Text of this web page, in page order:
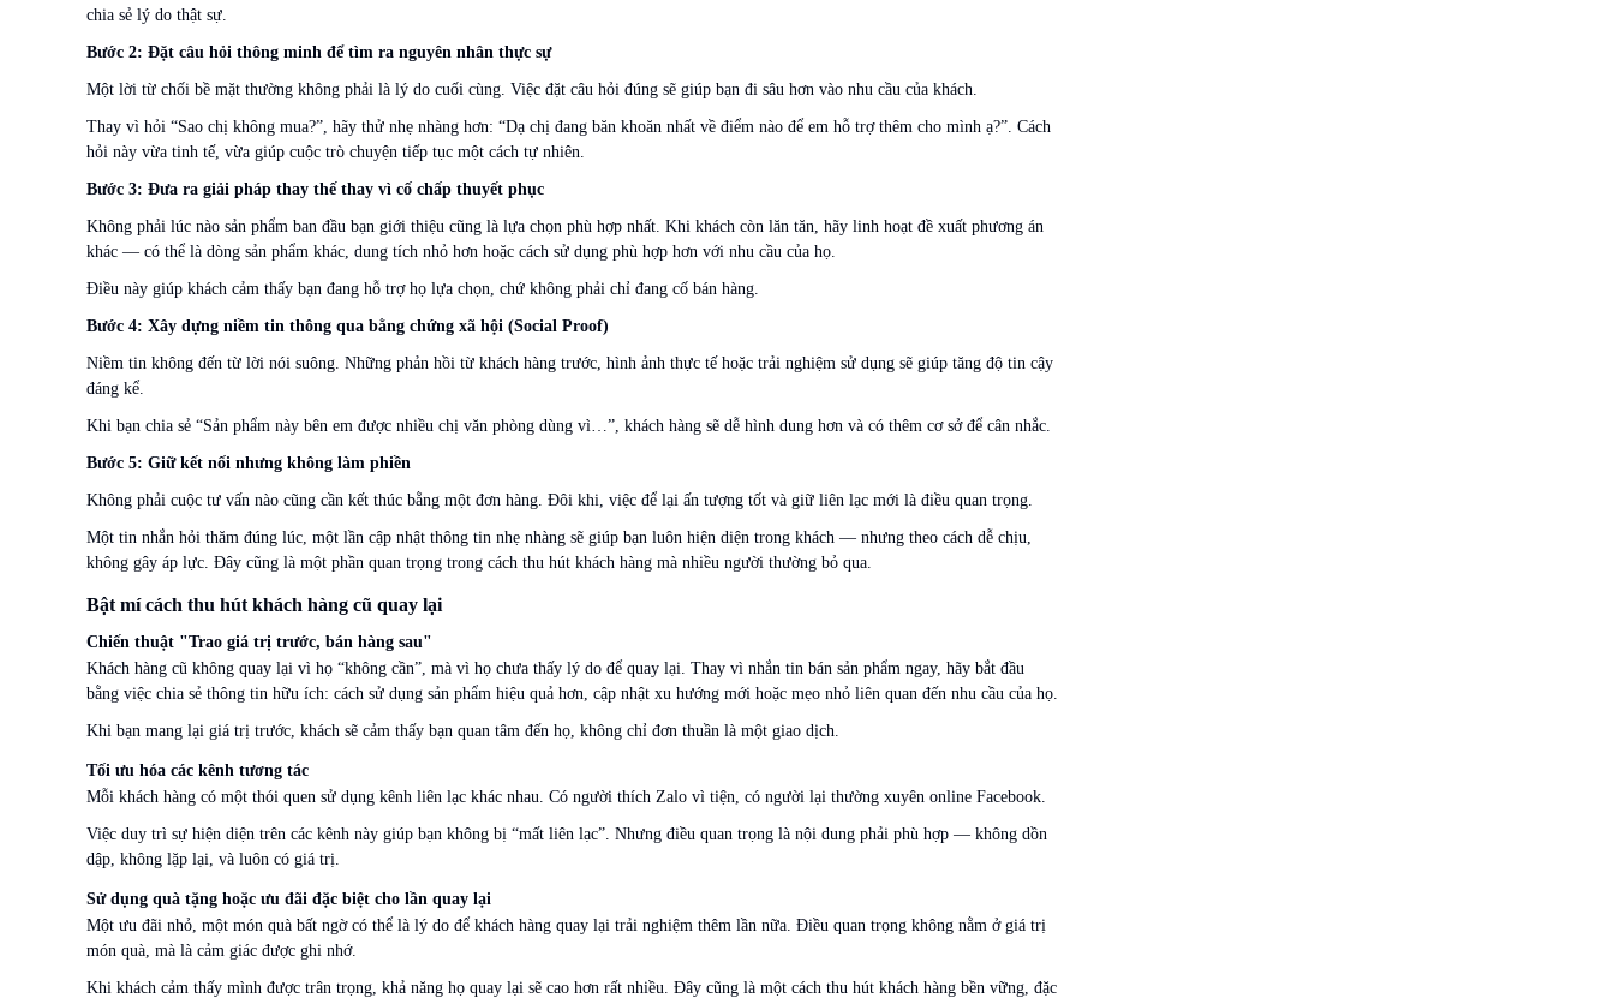
chia sẻ lý do thật sự.
Bước 2: Đặt câu hỏi thông minh để tìm ra nguyên nhân thực sự
Một lời từ chối bề mặt thường không phải là lý do cuối cùng. Việc đặt câu hỏi đúng sẽ giúp bạn đi sâu hơn vào nhu cầu của khách.
Thay vì hỏi “Sao chị không mua?”, hãy thử nhẹ nhàng hơn: “Dạ chị đang băn khoăn nhất về điểm nào để em hỗ trợ thêm cho mình ạ?”. Cách
hỏi này vừa tinh tế, vừa giúp cuộc trò chuyện tiếp tục một cách tự nhiên.
Bước 3: Đưa ra giải pháp thay thế thay vì cố chấp thuyết phục
Không phải lúc nào sản phẩm ban đầu bạn giới thiệu cũng là lựa chọn phù hợp nhất. Khi khách còn lăn tăn, hãy linh hoạt đề xuất phương án
khác — có thể là dòng sản phẩm khác, dung tích nhỏ hơn hoặc cách sử dụng phù hợp hơn với nhu cầu của họ.
Điều này giúp khách cảm thấy bạn đang hỗ trợ họ lựa chọn, chứ không phải chỉ đang cố bán hàng.
Bước 4: Xây dựng niềm tin thông qua bằng chứng xã hội (Social Proof)
Niềm tin không đến từ lời nói suông. Những phản hồi từ khách hàng trước, hình ảnh thực tế hoặc trải nghiệm sử dụng sẽ giúp tăng độ tin cậy
đáng kể.
Khi bạn chia sẻ “Sản phẩm này bên em được nhiều chị văn phòng dùng vì…”, khách hàng sẽ dễ hình dung hơn và có thêm cơ sở để cân nhắc.
Bước 5: Giữ kết nối nhưng không làm phiền
Không phải cuộc tư vấn nào cũng cần kết thúc bằng một đơn hàng. Đôi khi, việc để lại ấn tượng tốt và giữ liên lạc mới là điều quan trọng.
Một tin nhắn hỏi thăm đúng lúc, một lần cập nhật thông tin nhẹ nhàng sẽ giúp bạn luôn hiện diện trong khách — nhưng theo cách dễ chịu,
không gây áp lực. Đây cũng là một phần quan trọng trong cách thu hút khách hàng mà nhiều người thường bỏ qua.
Bật mí cách thu hút khách hàng cũ quay lại
Chiến thuật "Trao giá trị trước, bán hàng sau"
Khách hàng cũ không quay lại vì họ “không cần”, mà vì họ chưa thấy lý do để quay lại. Thay vì nhắn tin bán sản phẩm ngay, hãy bắt đầu
bằng việc chia sẻ thông tin hữu ích: cách sử dụng sản phẩm hiệu quả hơn, cập nhật xu hướng mới hoặc mẹo nhỏ liên quan đến nhu cầu của họ.
Khi bạn mang lại giá trị trước, khách sẽ cảm thấy bạn quan tâm đến họ, không chỉ đơn thuần là một giao dịch.
Tối ưu hóa các kênh tương tác
Mỗi khách hàng có một thói quen sử dụng kênh liên lạc khác nhau. Có người thích Zalo vì tiện, có người lại thường xuyên online Facebook.
Việc duy trì sự hiện diện trên các kênh này giúp bạn không bị “mất liên lạc”. Nhưng điều quan trọng là nội dung phải phù hợp — không dồn
dập, không lặp lại, và luôn có giá trị.
Sử dụng quà tặng hoặc ưu đãi đặc biệt cho lần quay lại
Một ưu đãi nhỏ, một món quà bất ngờ có thể là lý do để khách hàng quay lại trải nghiệm thêm lần nữa. Điều quan trọng không nằm ở giá trị
món quà, mà là cảm giác được ghi nhớ.
Khi khách cảm thấy mình được trân trọng, khả năng họ quay lại sẽ cao hơn rất nhiều. Đây cũng là một cách thu hút khách hàng bền vững, đặc